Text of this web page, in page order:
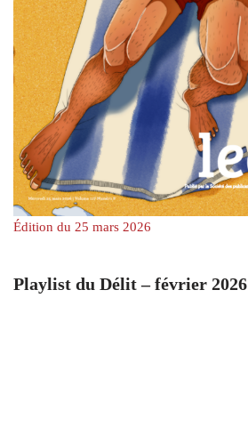
Édition du 25 mars 2026
Playlist du Délit – février 2026